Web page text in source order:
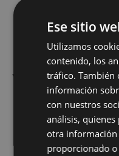
volver a la colección
Ese sitio
Utilizamos
contenido, los
tráfico. También
información
con nuestros
análisis,
otra información
proporcionado